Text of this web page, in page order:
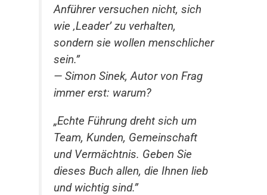
Anführer versuchen nicht, sich
wie ‚Leader’ zu verhalten,
sondern sie wollen menschlicher
sein.”
— Simon Sinek, Autor von Frag
immer erst: warum?
„Echte Führung dreht sich um
Team, Kunden, Gemeinschaft
und Vermächtnis. Geben Sie
dieses Buch allen, die Ihnen lieb
und wichtig sind.”